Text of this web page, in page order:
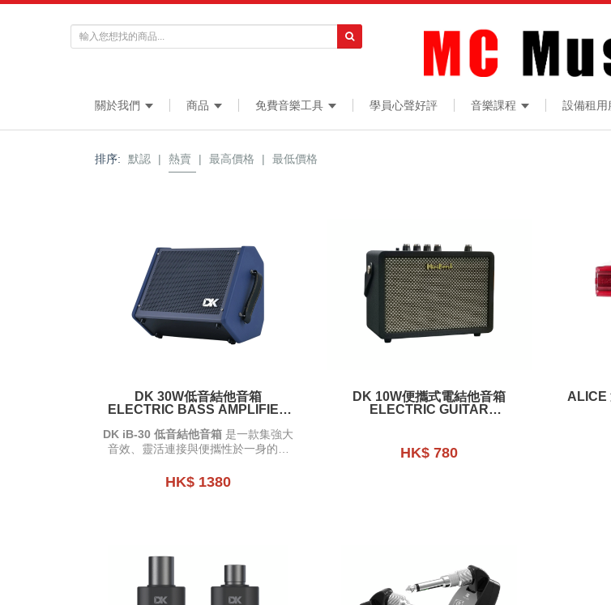
關於我們 商品 免費音樂工具 學員心聲好評 音樂課程 設備租用
排序: 默認 | 熱賣 | 最高價格 | 最低價格
DK 30W低音結他音箱
ELECTRIC BASS AMPLIFIER
DK iB-30 低音結他音箱 是一款集強大
音效、靈活連接與便攜性於一身的音
HK$ 1380
DK 10W便攜式電結他音箱
ELECTRIC GUITAR
HK$ 780
ALICE